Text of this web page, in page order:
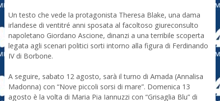
Un testo che vede la protagonista Theresa Blake, una dama
irlandese di ventitré anni sposata al facoltoso giureconsulto
napoletano Giordano Ascione, dinanzi a una terribile scoperta
legata agli scenari politici sorti intorno alla figura di Ferdinando
IV di Borbone.
A seguire, sabato 12 agosto, sarà il turno di Amada (Annalisa
Madonna) con “Nove piccoli sorsi di mare”. Domenica 13
agosto è la volta di Maria Pia Iannuzzi con “Grisaglia Blu” di